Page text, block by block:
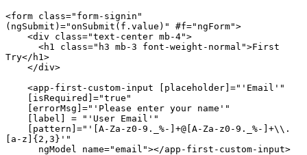
<form class="form-signin"
(ngSubmit)="onSubmit(f.value)" #f="ngForm">
Try</h1>
[a-z]{2,3}'"